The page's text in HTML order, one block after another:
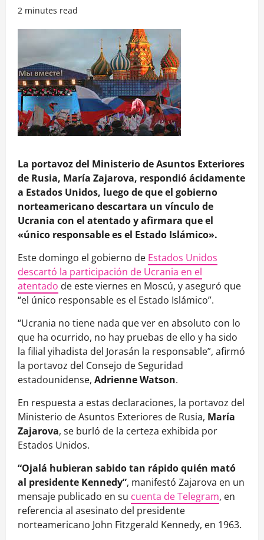
2 minutes read
La portavoz del Ministerio de Asuntos Exteriores
de Rusia, María Zajarova, respondió ácidamente
a Estados Unidos, luego de que el gobierno
norteamericano descartara un vínculo de
Ucrania con el atentado y afirmara que el
«único responsable es el Estado Islámico».
Este domingo el gobierno de Estados Unidos
descartó la participación de Ucrania en el
atentado de este viernes en Moscú, y aseguró que
“el único responsable es el Estado Islámico”.
“Ucrania no tiene nada que ver en absoluto con lo
que ha ocurrido, no hay pruebas de ello y ha sido
la filial yihadista del Jorasán la responsable”, afirmó
la portavoz del Consejo de Seguridad
estadounidense, Adrienne Watson.
En respuesta a estas declaraciones, la portavoz del
Ministerio de Asuntos Exteriores de Rusia, María
Zajarova, se burló de la certeza exhibida por
Estados Unidos.
“Ojalá hubieran sabido tan rápido quién mató
al presidente Kennedy”, manifestó Zajarova en un
mensaje publicado en su cuenta de Telegram, en
referencia al asesinato del presidente
norteamericano John Fitzgerald Kennedy, en 1963.